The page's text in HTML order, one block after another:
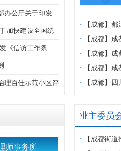
办公厅关于印发
的通知
加快建设全国统
《信访工作条
理百佳示范小区评
·
【成都】
管理站2026
告
·
【成都】
管理服务采
·
【成都】
心物业管理
·
【成都】
公告
·
【成都】
师事务所
业主委员
·
【成都街